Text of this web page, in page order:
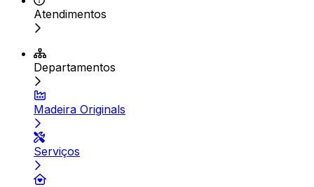
Atendimentos
Departamentos
Madeira Originals
Serviços